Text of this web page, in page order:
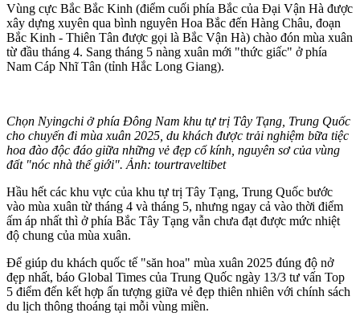
Vùng cực Bắc Bắc Kinh (điểm cuối phía Bắc của Đại Vận Hà được
xây dựng xuyên qua bình nguyên Hoa Bắc đến Hàng Châu, đoạn
Bắc Kinh - Thiên Tân được gọi là Bắc Vận Hà) chào đón mùa xuân
từ đầu tháng 4. Sang tháng 5 nàng xuân mới "thức giấc" ở phía
Nam Cáp Nhĩ Tân (tỉnh Hắc Long Giang).
Chọn Nyingchi ở phía Đông Nam khu tự trị Tây Tạng, Trung Quốc
cho chuyến đi mùa xuân 2025, du khách được trải nghiệm bữa tiệc
hoa đào độc đáo giữa những vẻ đẹp cổ kính, nguyên sơ của vùng
đất "nóc nhà thế giới". Ảnh: tourtraveltibet
Hầu hết các khu vực của khu tự trị Tây Tạng, Trung Quốc bước
vào mùa xuân từ tháng 4 và tháng 5, nhưng ngay cả vào thời điểm
ấm áp nhất thì ở phía Bắc Tây Tạng vẫn chưa đạt được mức nhiệt
độ chung của mùa xuân.
Để giúp du khách quốc tế "săn hoa" mùa xuân 2025 đúng độ nở
đẹp nhất, báo Global Times của Trung Quốc ngày 13/3 tư vấn Top
5 điểm đến kết hợp ấn tượng giữa vẻ đẹp thiên nhiên với chính sách
du lịch thông thoáng tại mỗi vùng miền.